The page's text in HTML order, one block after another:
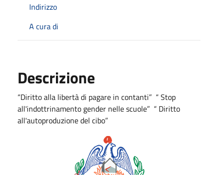
Indirizzo
A cura di
Descrizione
“Diritto alla libertà di pagare in contanti” “ Stop
all'indottrinamento gender nelle scuole” “ Diritto
all'autoproduzione del cibo”